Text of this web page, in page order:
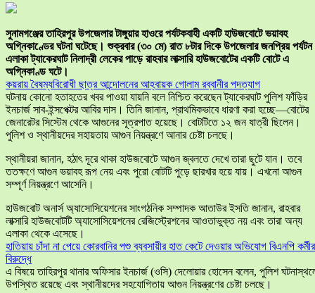
সুনামগঞ্জের তাহিরপুর উপজেলার টাঙ্গুয়ার হাওরে পর্যটকবাহী একটি হাউজবোটে ভয়াবহ
অগ্নিকাণ্ডের ঘটনা ঘটেছে। শুক্রবার (৩০ মে) রাত ৮টার দিকে উপজেলার জনপ্রিয় পর্যটন
এলাকা ট্যাকেরঘাট নিলাদ্রী লেকের পাড়ে রাহবার লাক্সারি হাউজবোটের একটি বোটে এ
অগ্নিকাণ্ড ঘটে।
কয়রায় বৈষম্যবিরোধী ছাত্র আন্দোলনের আহ্বায়ক গোলাম রব্বানীর পদত্যাগ
ঘটনায় কোনো হতাহতের খবর পাওয়া যায়নি বলে নিশ্চিত করেছেন ট্যাকেরঘাট পুলিশ ফাঁড়ির
ইনচার্জ সাব-ইন্সপেক্টর আবির দাস। তিনি জানান, প্রাথমিকভাবে ধারণা করা হচ্ছে—বোটের
জেনারেটর সিস্টেম থেকে আগুনের সূত্রপাত হয়েছে। বোটটিতে ১২ জন যাত্রী ছিলেন।
পুলিশ ও স্থানীয়দের সহায়তায় আগুন নিয়ন্ত্রণে আনার চেষ্টা চলছে।
স্থানীয়রা জানান, হঠাৎ দূরে থাকা হাউজবোটে আগুন জ্বলতে দেখে তারা ছুটে যান। তবে
ততক্ষণে আগুন ভয়াবহ রূপ নেয় এবং পুরো বোটটি পুড়ে ছারখার হয়ে যায়। এখনো আগুন
সম্পূর্ণ নিয়ন্ত্রণে আসেনি।
হাউজবোট অনার্স অ্যাসোসিয়েশনের সাংগঠনিক সম্পাদক আতাউর ইসতি জানান, রাহবার
লাক্সারি হাউজবোটটি অ্যাসোসিয়েশনের রেজিস্ট্রেশনের আওতাভুক্ত নয় এবং তারা অন্য
এলাকা থেকে এসেছে।
হাতিয়ায় চাঁদা না পেয়ে কোরবানির পশু ব্যবসায়ীর হাত কেটে দেওয়ার অভিযোগ বিএনপি কর্মীর
বিরুদ্ধে
এ বিষয়ে তাহিরপুর থানার অফিসার ইনচার্জ (ওসি) দেলোয়ার হোসেন বলেন, পুলিশ
উপস্থিত রয়েছে এবং স্থানীয়দের সহযোগিতায় আগুন নিয়ন্ত্রণের চেষ্টা চলছে।